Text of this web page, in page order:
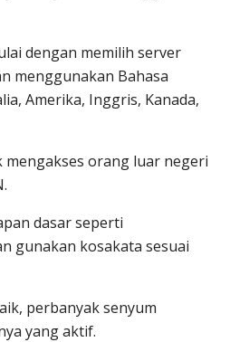
dengan memilih server
menggunakan Bahasa
Amerika, Inggris, Kanada,
orang luar negeri
dasar seperti
gunakan kosakata sesuai
perbanyak senyum
yang aktif.